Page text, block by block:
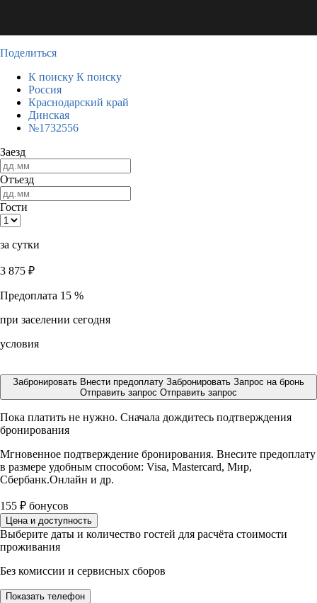
Поделиться
К поиску К поиску
Россия
Краснодарский край
Динская
№1732556
Заезд
Отъезд
Гости
за сутки
3 875 ₽
Предоплата 15 %
при заселении сегодня
условия
Забронировать Внести предоплату Забронировать Запрос на бронь
Отправить запрос Отправить запрос
Пока платить не нужно. Сначала дождитесь подтверждения
бронирования
Мгновенное подтверждение бронирования. Внесите предоплату
в размере удобным способом: Visa, Mastercard, Мир,
Сбербанк.Онлайн и др.
155 ₽ бонусов
Цена и доступность
Выберите даты и количество гостей для расчёта стоимости
проживания
Без комиссии и сервисных сборов
Показать телефон